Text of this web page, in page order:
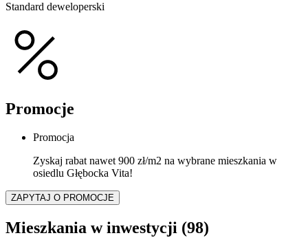
Standard deweloperski
Promocje
Promocja
Zyskaj rabat nawet 900 zł/m2 na wybrane mieszkania w
osiedlu Głębocka Vita!
ZAPYTAJ O PROMOCJE
Mieszkania w inwestycji (98)